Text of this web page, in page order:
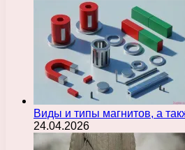
Виды и типы магнитов, а
24.04.2026